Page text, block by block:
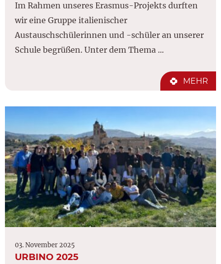
Im Rahmen unseres Erasmus-Projekts durften
wir eine Gruppe italienischer
Austauschschülerinnen und -schüler an unserer
Schule begrüßen. Unter dem Thema ...
MEHR
03. November 2025
URBINO 2025